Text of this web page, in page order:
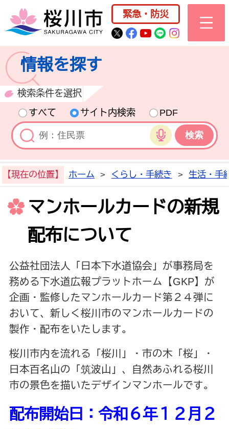
桜川市公式ホー
緊急・防災
桜川市公式Twitter
桜川市公式
桜川市公式
桜川市公式
情報を探す
検索条件を選択
すべて
サイト内検索
PDF
音声検索
【現在の位置】 ホーム > くらし・手続き > 生活・手
マンホールカードの新規
配布について
公益社団法人「日本下水道協会」が事務局を
務める下水道広報プラットホーム【GKP】が
企画・監修したマンホールカード第２４弾に
おいて、新しく桜川市のマンホールカードの
製作・配布をいたします。
桜川市内を流れる「桜川」・市の木「桜」・
日本百名山の「筑波山」、自然あふれる桜川
市の景色を描いたデザインマンホールです。
配布開始日：令和６年１２月２